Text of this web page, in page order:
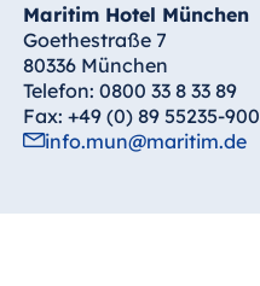
Maritim Hotel München
Goethestraße 7
80336 München
Telefon: 0800 33 8 33 89
Fax: +49 (0) 89 55235-900
info.mun@maritim.de